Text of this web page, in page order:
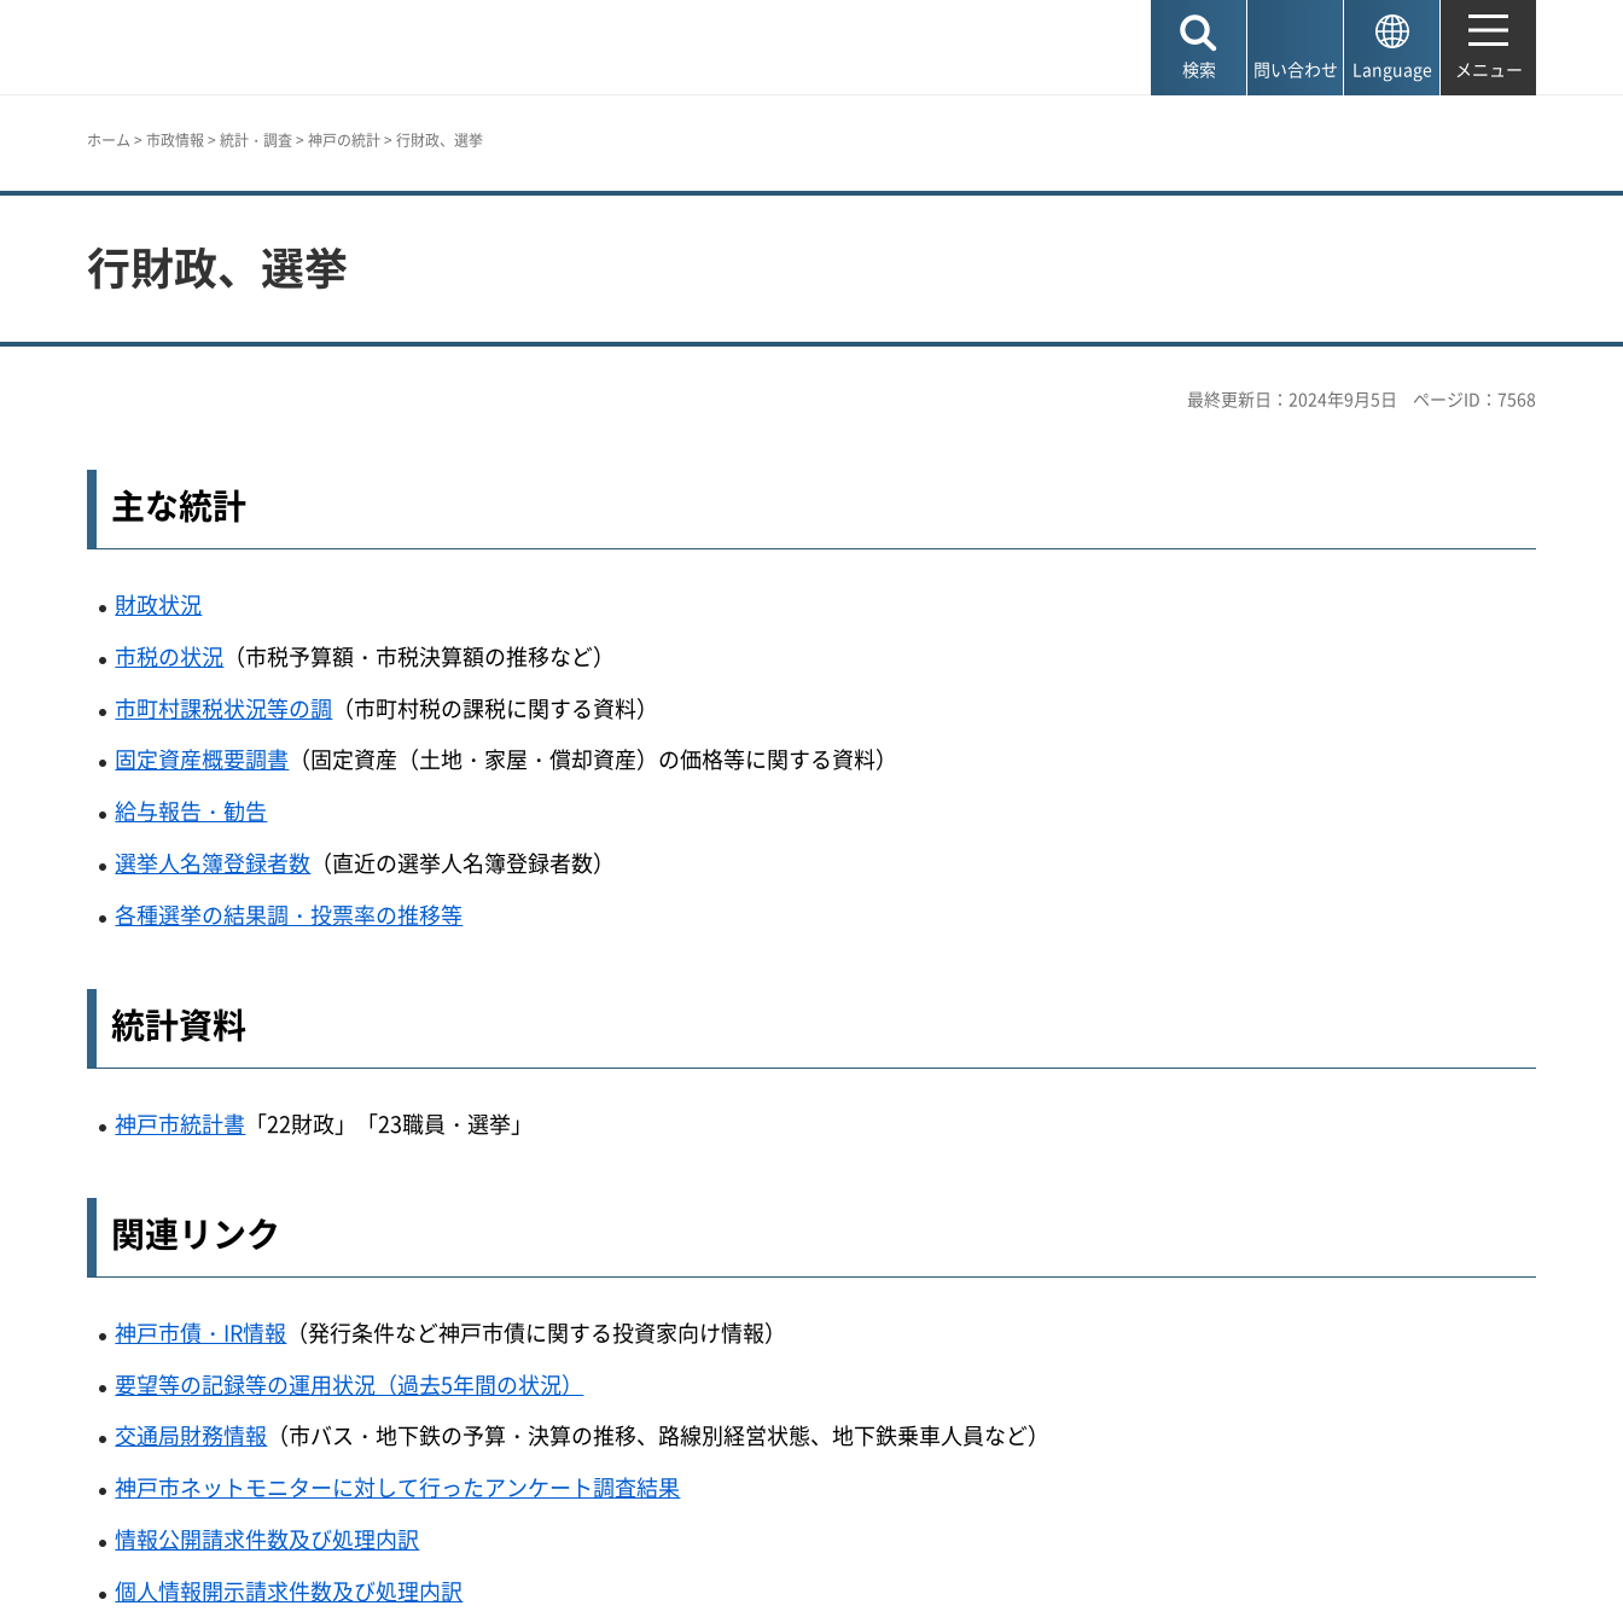
検索 問い合わせ Language メニュー
ホーム > 市政情報 > 統計・調査> 神戸の統計> 行財政、選挙
行財政、選挙
最終更新日：2024年9月5日 ページID：7568
主な統計
財政状況
市税の状況 （市税予算額・市税決算額の推移など）
市町村課税状況等の調 （市町村税の課税に関する資料）
固定資産概要調書 （固定資産（土地・家屋・償却資産）の価格等に関する資料）
給与報告・勧告
選挙人名簿登録者数 （直近の選挙人名簿登録者数）
各種選挙の結果調・投票率の推移等
統計資料
神戸市統計書 「22財政」「23職員・選挙」
関連リンク
神戸市債・IR情報 （発行条件など神戸市債に関する投資家向け情報）
要望等の記録等の運用状況（過去5年間の状況）
交通局財務情報 （市バス・地下鉄の予算・決算の推移、路線別経営状態、地下鉄乗車人員など）
神戸市ネットモニターに対して行ったアンケート調査結果
情報公開請求件数及び処理内訳
個人情報開示請求件数及び処理内訳